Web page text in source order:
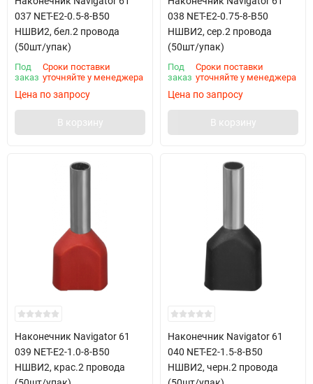
037 NET-E2-0.5-8-B50
НШВИ2, бел.2 провода
(50шт/упак)
Под
заказ
Сроки поставки
уточняйте у менеджера
Цена по запросу
В корзину
038 NET-E2-0.75-8-B50
НШВИ2, сер.2 провода
(50шт/упак)
Под
заказ
Сроки поставки
уточняйте у менеджера
Цена по запросу
В корзину
Наконечник Navigator 61
039 NET-E2-1.0-8-B50
НШВИ2, крас.2 провода
Наконечник Navigator 61
040 NET-E2-1.5-8-B50
НШВИ2, черн.2 провода